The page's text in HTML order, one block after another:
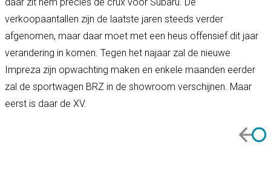
daar zit hem precies de crux voor Subaru. De
verkoopaantallen zijn de laatste jaren steeds verder
afgenomen, maar daar moet met een heus offensief dit jaar
verandering in komen. Tegen het najaar zal de nieuwe
Impreza zijn opwachting maken en enkele maanden eerder
zal de sportwagen BRZ in de showroom verschijnen. Maar
eerst is daar de XV.